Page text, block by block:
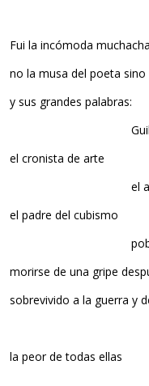
Fui la incómoda
no la musa del poeta
y sus grandes palabras:
el cronista de arte
el
el padre del cubismo
morirse de una gripe
sobrevivido a la guerra y
la peor de todas ellas